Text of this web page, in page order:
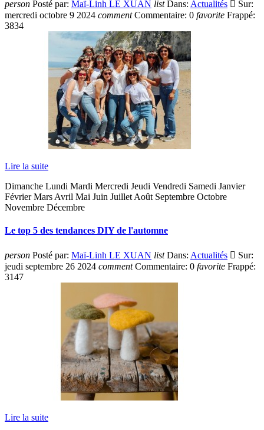
person Posté par: Maï-Linh LE XUAN list Dans: Actualités  Sur:
mercredi octobre 9 2024 comment Commentaire: 0 favorite Frappé:
3834
Lire la suite
Dimanche Lundi Mardi Mercredi Jeudi Vendredi Samedi Janvier
Février Mars Avril Mai Juin Juillet Août Septembre Octobre
Novembre Décembre
Le top 5 des tendances DIY de l'automne
person Posté par: Maï-Linh LE XUAN list Dans: Actualités  Sur:
jeudi septembre 26 2024 comment Commentaire: 0 favorite Frappé:
3147
Lire la suite